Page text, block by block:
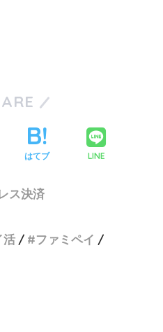
はてブ LINE
ス決済
活
ファミペイ